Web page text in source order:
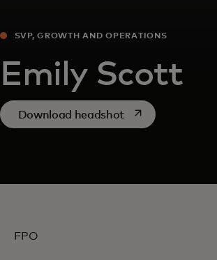
SVP, GROWTH AND OPERATIONS
Emily Scott
Download headshotopens in a new tab
FPO